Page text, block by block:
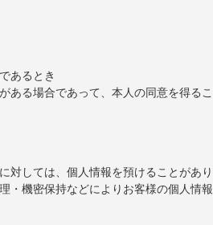
あるとき
ある場合であって、本人の同意を得るこ
対しては、個人情報を預けることがあり
・機密保持などによりお客様の個人情報